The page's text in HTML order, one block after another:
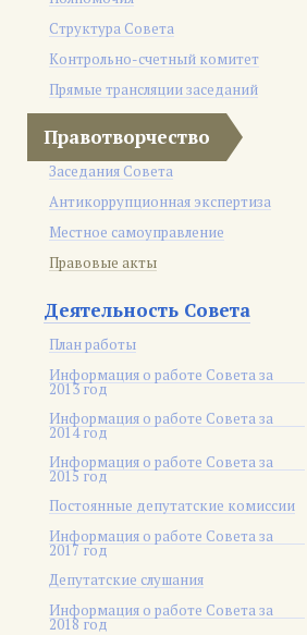
Структура Совета
Контрольно-счетный комитет
Прямые трансляции заседаний
Правотворчество
Заседания Совета
Антикоррупционная экспертиза
Местное самоуправление
Правовые акты
Деятельность Совета
План работы
Информация о работе Совета за
2013 год
Информация о работе Совета за
2014 год
Информация о работе Совета за
2015 год
Постоянные депутатские комиссии
Информация о работе Совета за
2017 год
Депутатские слушания
Информация о работе Совета за
2018 год